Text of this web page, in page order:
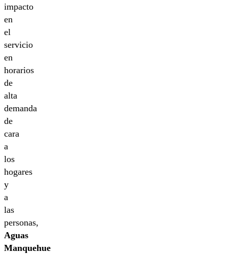
impacto
en
el
servicio
en
horarios
de
alta
demanda
de
cara
a
los
hogares
y
a
las
personas,
Aguas
Manquehue